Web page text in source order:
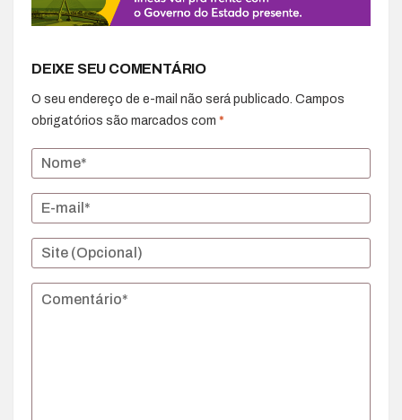
DEIXE SEU COMENTÁRIO
O seu endereço de e-mail não será publicado. Campos
obrigatórios são marcados com *